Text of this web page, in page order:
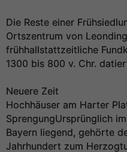
Die Reste einer
Ortszentrum von
frühhallstattzeitliche
1300 bis 800 v. Chr.
Neuere Zeit
Hochhäuser am Harter
SprengungUrsprünglich
Bayern liegend, gehörte
Jahrhundert zum